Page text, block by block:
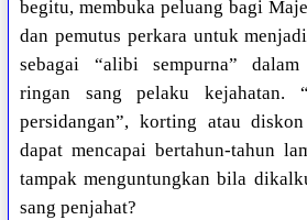
begitu, membuka peluang bagi
dan pemutus perkara untuk
sebagai “alibi sempurna”
ringan sang pelaku kejahatan.
persidangan”, korting atau
dapat mencapai bertahun-tahun
tampak menguntungkan bila
sang penjahat?